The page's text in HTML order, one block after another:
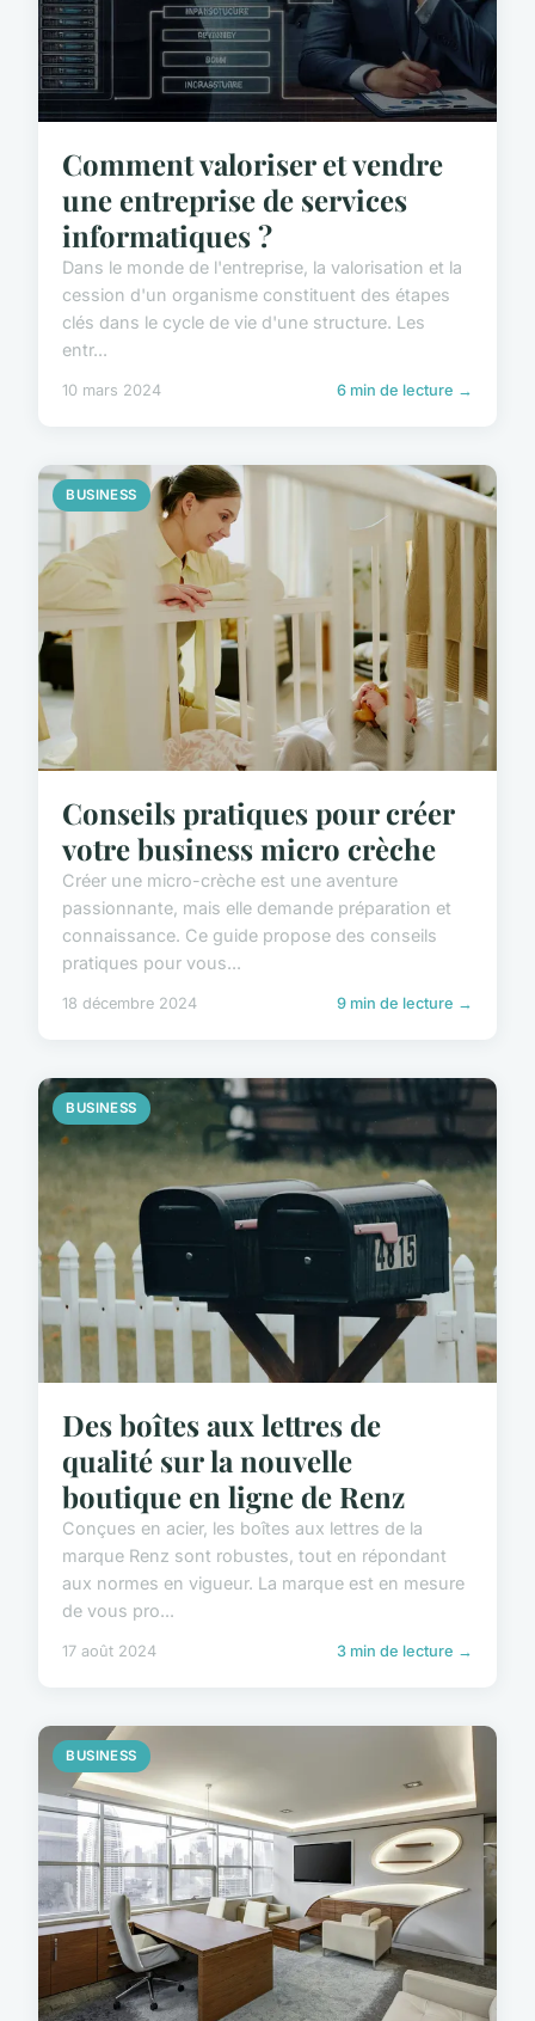
Comment valoriser et vendre
une entreprise de services
informatiques ?
Dans le monde de l'entreprise, la valorisation et la
cession d'un organisme constituent des étapes
clés dans le cycle de vie d'une structure. Les
entr...
10 mars 2024 6 min de lecture →
BUSINESS
Conseils pratiques pour créer
votre business micro crèche
Créer une micro-crèche est une aventure
passionnante, mais elle demande préparation et
connaissance. Ce guide propose des conseils
pratiques pour vous...
18 décembre 2024 9 min de lecture →
BUSINESS
Des boîtes aux lettres de
qualité sur la nouvelle
boutique en ligne de Renz
Conçues en acier, les boîtes aux lettres de la
marque Renz sont robustes, tout en répondant
aux normes en vigueur. La marque est en mesure
de vous pro...
17 août 2024 3 min de lecture →
BUSINESS